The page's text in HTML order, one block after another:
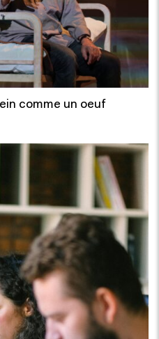
comme un oeuf